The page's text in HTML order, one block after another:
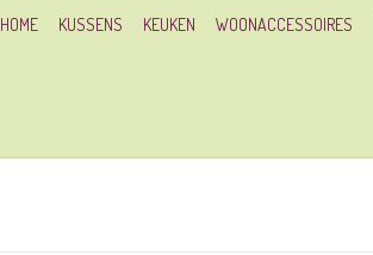
HOME KUSSENS KEUKEN WOONACCESSOIRES